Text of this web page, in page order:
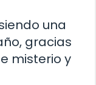
una
gracias
misterio y